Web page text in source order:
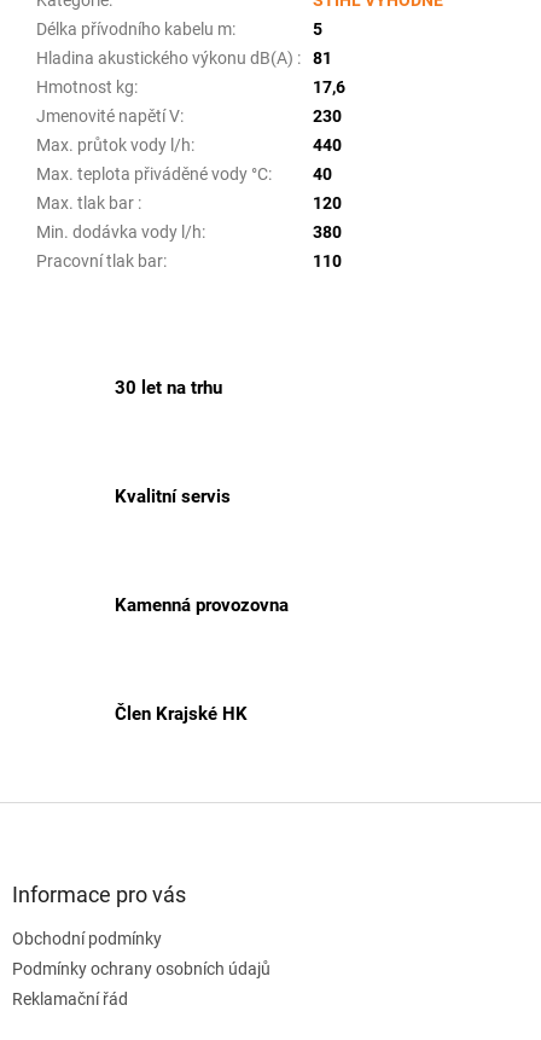
30 let na trhu
Kvalitní servis
Kamenná provozovna
Člen Krajské HK
Délka přívodního kabelu m:
5
Hladina akustického výkonu dB(A) :
81
Hmotnost kg:
17,6
Jmenovité napětí V:
230
Max. průtok vody l/h:
440
Max. teplota přiváděné vody °C:
40
Max. tlak bar :
120
Min. dodávka vody l/h:
380
Pracovní tlak bar: 110
Informace pro vás
Obchodní podmínky
Podmínky ochrany osobních údajů
Reklamační řád